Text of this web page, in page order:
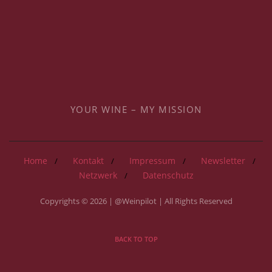
YOUR WINE – MY MISSION
Home Kontakt Impressum
Newsletter
Netzwerk
Datenschutz
Copyrights © 2026 | @Weinpilot | All Rights Reserved
BACK TO TOP